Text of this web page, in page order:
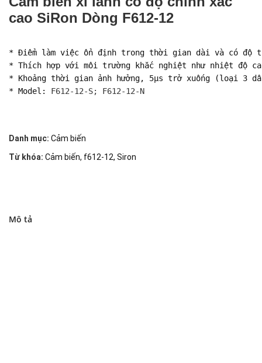
cao SiRon Dòng F612-12
* Điểm làm việc ổn định trong thời gian dài và có độ
* Thích hợp với môi trường khắc nghiệt như nhiệt độ
* Khoảng thời gian ảnh hưởng, 5µs trở xuống (loại 3
* Model: F612-12-S; F612-12-N
Danh mục: Cảm biến
Từ khóa: Cảm biến, f612-12, Siron
Mô tả